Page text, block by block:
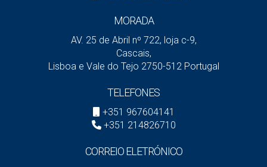
imóveis exclusivos e a propriedades que muitas
vezes não são listadas em portais públicos. Trabalhar
com uma agência de confiança pode facilitar o
• Alertas e Filtros de Pesquisa: Utilizar alertas nos
portais online permite ser notificado sempre que
surgem novos imóveis que correspondem aos seus
MORADA
AV. 25 de Abril nº 722, loja c-9,
Cascais,
Lisboa e Vale do Tejo 2750-512 Portugal
TELEFONES
+351 967604141
+351 214826710
CORREIO ELETRÓNICO